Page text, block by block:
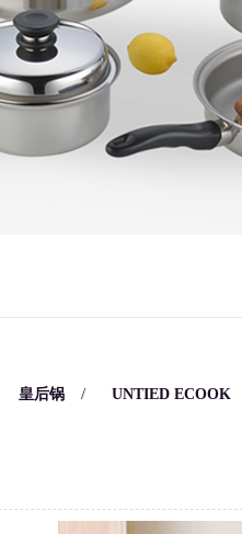
皇后锅 / UNTIED ECOOK